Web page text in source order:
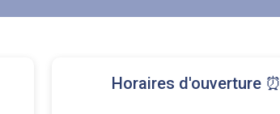
Horaires d'ouverture ⏰